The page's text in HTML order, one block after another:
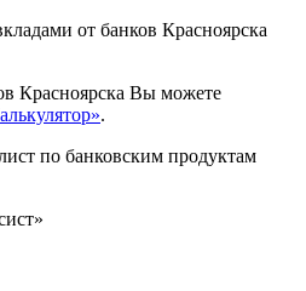
от банков Красноярска
Красноярска Вы можете
.
по банковским продуктам